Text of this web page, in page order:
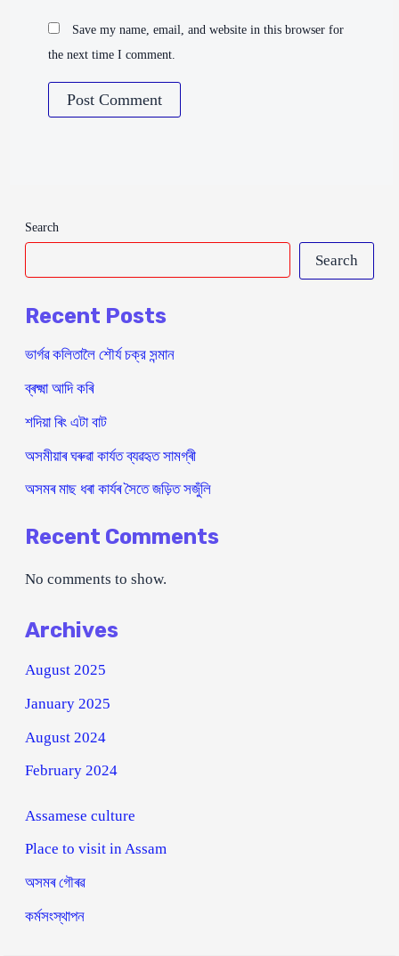
Save my name, email, and website in this browser for
the next time I comment.
Search
Search
Recent Posts
ভাৰ্গৱ কলিতালৈ শৌর্য চক্র সন্মান
ব্ৰক্ষ্মা আদি কৰি
শদিয়া ৰিং এটা বাট
অসমীয়াৰ ঘৰুৱা কাৰ্যত ব্যৱহৃত সামগ্ৰী
অসমৰ মাছ ধৰা কাৰ্যৰ সৈতে জড়িত সজুঁলি
Recent Comments
No comments to show.
Archives
August 2025
January 2025
August 2024
February 2024
Assamese culture
Place to visit in Assam
অসমৰ গৌৰৱ
কৰ্মসংস্থাপন